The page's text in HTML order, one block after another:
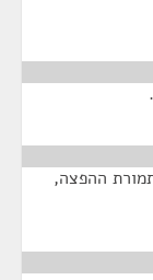
ההפצה,